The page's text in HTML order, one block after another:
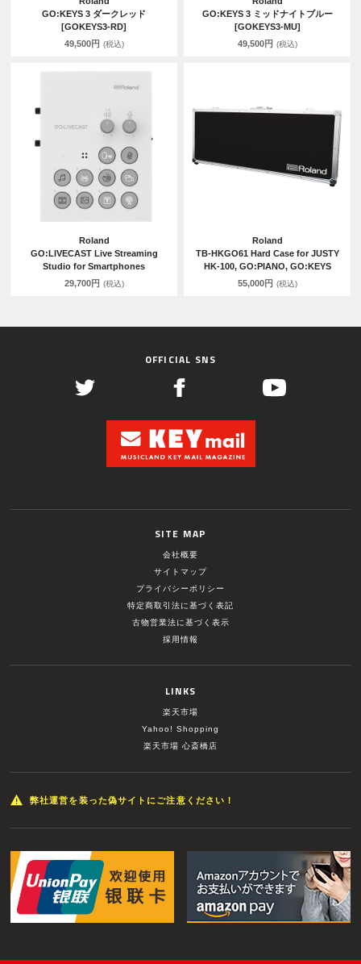
GO:KEYS 3 ダークレッド
[GOKEYS3-RD]
49,500円 (税込)
GO:KEYS 3 ミッドナイトブルー
[GOKEYS3-MU]
49,500円 (税込)
Roland
GO:LIVECAST Live Streaming
Studio for Smartphones
29,700円 (税込)
Roland
TB-HKGO61 Hard Case for JUSTY
HK-100, GO:PIANO, GO:KEYS
55,000円 (税込)
OFFICIAL SNS
SITE MAP
会社概要
サイトマップ
プライバシーポリシー
特定商取引法に基づく表記
古物営業法に基づく表示
採用情報
LINKS
楽天市場
Yahoo! Shopping
楽天市場 心斎橋店
弊社運営を装った偽サイトにご注意ください！